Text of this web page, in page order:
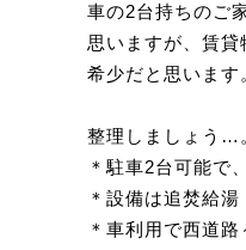
車の2台持ちのご
思いますが、賃
希少だと思います
整理しましょう…
＊駐車2台可能で
＊設備は追焚給
＊車利用で西道